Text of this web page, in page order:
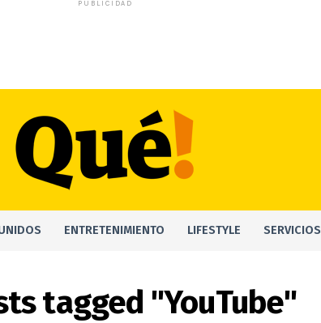
PUBLICIDAD
ENTRETENIMIENTO LIFESTYLE SERVICIOS
tagged "YouTube"